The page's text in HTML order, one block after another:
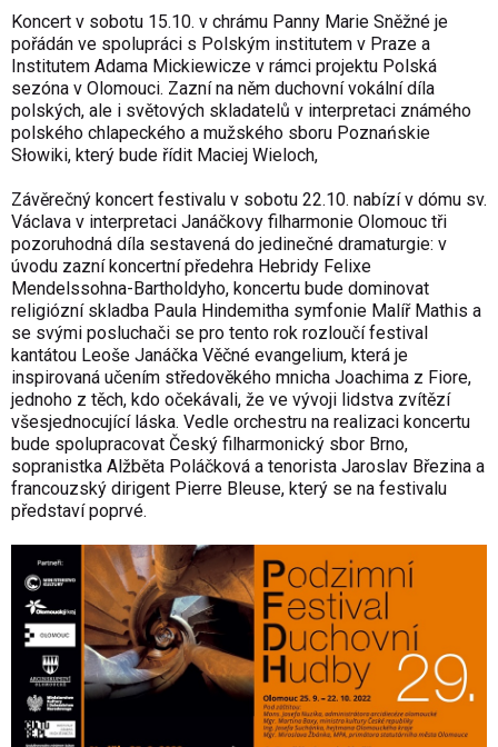
Koncert v sobotu 15.10. v chrámu Panny Marie Sněžné je
pořádán ve spolupráci s Polským institutem v Praze a
Institutem Adama Mickiewicze v rámci projektu Polská
sezóna v Olomouci. Zazní na něm duchovní vokální díla
polských, ale i světových skladatelů v interpretaci známého
polského chlapeckého a mužského sboru Poznańskie
Słowiki, který bude řídit Maciej Wieloch,
Závěrečný koncert festivalu v sobotu 22.10. nabízí v dómu sv.
Václava v interpretaci Janáčkovy filharmonie Olomouc tři
pozoruhodná díla sestavená do jedinečné dramaturgie: v
úvodu zazní koncertní předehra Hebridy Felixe
Mendelssohna-Bartholdyho, koncertu bude dominovat
religiózní skladba Paula Hindemitha symfonie Malíř Mathis a
se svými posluchači se pro tento rok rozloučí festival
kantátou Leoše Janáčka Věčné evangelium, která je
inspirovaná učením středověkého mnicha Joachima z Fiore,
jednoho z těch, kdo očekávali, že ve vývoji lidstva zvítězí
všesjednocující láska. Vedle orchestru na realizaci koncertu
bude spolupracovat Český filharmonický sbor Brno,
sopranistka Alžběta Poláčková a tenorista Jaroslav Březina a
francouzský dirigent Pierre Bleuse, který se na festivalu
představí poprvé.